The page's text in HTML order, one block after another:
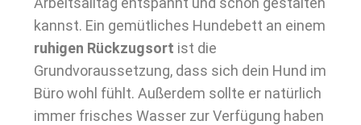
kannst. Ein gemütliches Hundebett an einem
ruhigen Rückzugsort ist die
Grundvoraussetzung, dass sich dein Hund im
Büro wohl fühlt. Außerdem sollte er natürlich
immer frisches Wasser zur Verfügung haben